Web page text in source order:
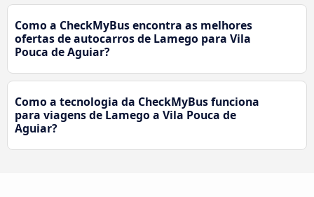
Como a CheckMyBus encontra as melhores
ofertas de autocarros de Lamego para Vila
Pouca de Aguiar?
Como a tecnologia da CheckMyBus funciona
para viagens de Lamego a Vila Pouca de
Aguiar?